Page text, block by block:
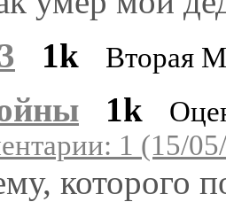
1k Вторая
1k
1 (15/
которого